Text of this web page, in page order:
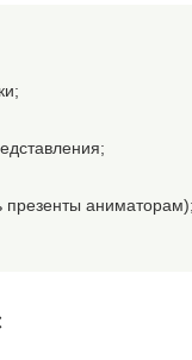
презенты аниматорам);